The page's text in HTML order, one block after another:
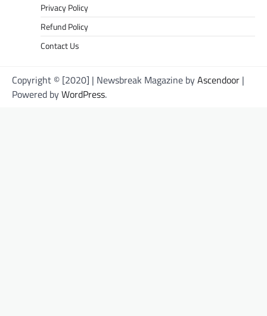
Privacy Policy
Refund Policy
Contact Us
Copyright © [2020] | Newsbreak Magazine byAscendoor |
Powered byWordPress.